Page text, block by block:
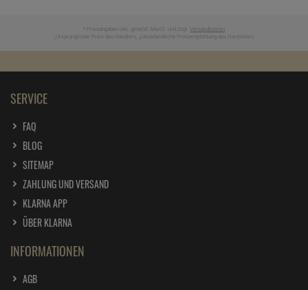
* Preisangaben inkl. gesetzl. MwSt. und zzgl. Versandkosten
Ursprünglicher Preis des Händlers, Unverbindliche Preisempfehlung des Herstellers
SERVICE
FAQ
BLOG
SITEMAP
ZAHLUNG UND VERSAND
KLARNA APP
ÜBER KLARNA
INFORMATIONEN
AGB